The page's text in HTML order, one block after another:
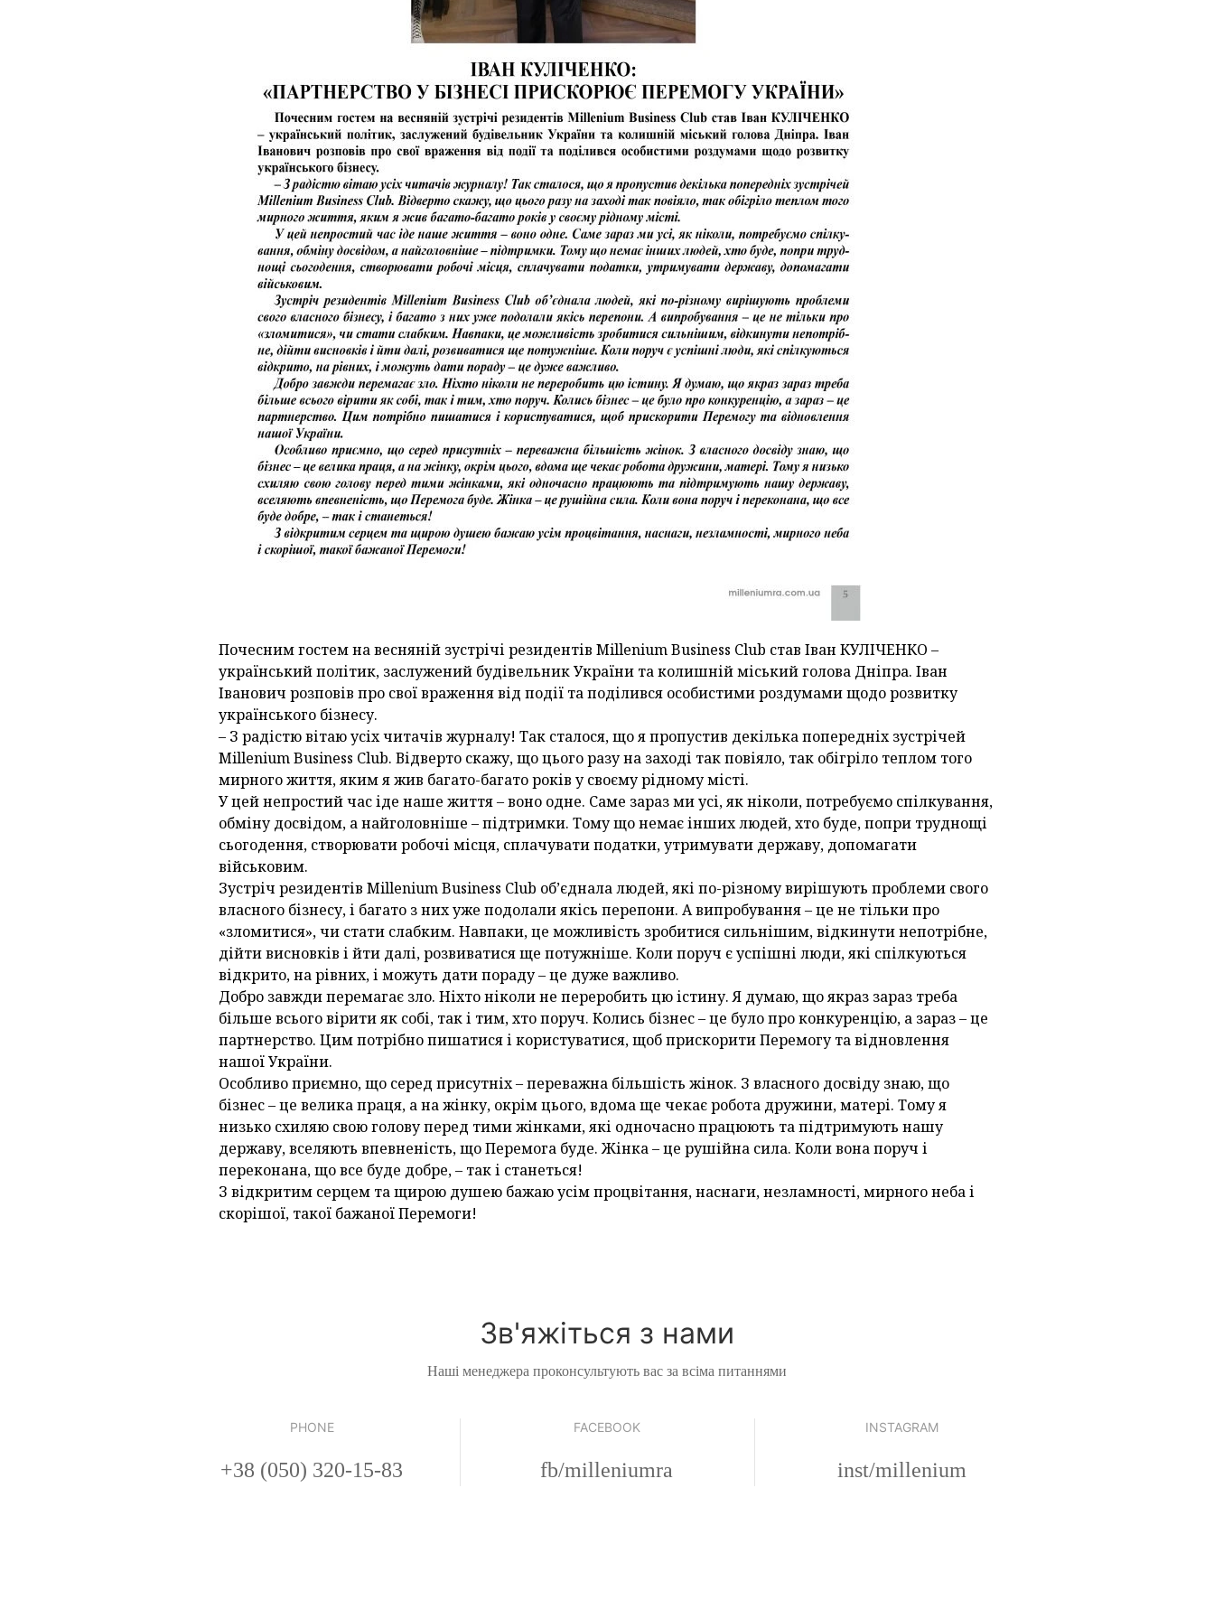
Почесним гостем на весняній зустрічі резидентів Millenium Business Club став Іван КУЛІЧЕНКО –
український політик, заслужений будівельник України та колишній міський голова Дніпра. Іван
Іванович розповів про свої враження від події та поділився особистими роздумами щодо розвитку
українського бізнесу.
– З радістю вітаю усіх читачів журналу! Так сталося, що я пропустив декілька попередніх зустрічей
Millenium Business Club. Відверто скажу, що цього разу на заході так повіяло, так обігріло теплом того
мирного життя, яким я жив багато-багато років у своєму рідному місті.
У цей непростий час іде наше життя – воно одне. Саме зараз ми усі, як ніколи, потребуємо спілкування,
обміну досвідом, а найголовніше – підтримки. Тому що немає інших людей, хто буде, попри труднощі
сьогодення, створювати робочі місця, сплачувати податки, утримувати державу, допомагати
військовим.
Зустріч резидентів Millenium Business Club об’єднала людей, які по-різному вирішують проблеми свого
власного бізнесу, і багато з них уже подолали якісь перепони. А випробування – це не тільки про
«зломитися», чи стати слабким. Навпаки, це можливість зробитися сильнішим, відкинути непотрібне,
дійти висновків і йти далі, розвиватися ще потужніше. Коли поруч є успішні люди, які спілкуються
відкрито, на рівних, і можуть дати пораду – це дуже важливо.
Добро завжди перемагає зло. Ніхто ніколи не переробить цю істину. Я думаю, що якраз зараз треба
більше всього вірити як собі, так і тим, хто поруч. Колись бізнес – це було про конкуренцію, а зараз – це
партнерство. Цим потрібно пишатися і користуватися, щоб прискорити Перемогу та відновлення
нашої України.
Особливо приємно, що серед присутніх – переважна більшість жінок. З власного досвіду знаю, що
бізнес – це велика праця, а на жінку, окрім цього, вдома ще чекає робота дружини, матері. Тому я
низько схиляю свою голову перед тими жінками, які одночасно працюють та підтримують нашу
державу, вселяють впевненість, що Перемога буде. Жінка – це рушійна сила. Коли вона поруч і
переконана, що все буде добре, – так і станеться!
З відкритим серцем та щирою душею бажаю усім процвітання, наснаги, незламності, мирного неба і
скорішої, такої бажаної Перемоги!
Зв'яжіться з нами
Наші менеджера проконсультують вас за всіма питаннями
PHONE
+38 (050) 320-15-83
FACEBOOK
fb/milleniumra
INSTAGRAM
inst/millenium